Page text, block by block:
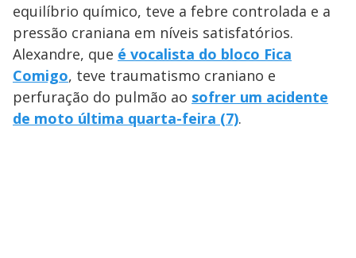
equilíbrio químico, teve a febre controlada e a
pressão craniana em níveis satisfatórios.
Alexandre, que é vocalista do bloco Fica
Comigo, teve traumatismo craniano e
perfuração do pulmão ao sofrer um acidente
de moto última quarta-feira (7).